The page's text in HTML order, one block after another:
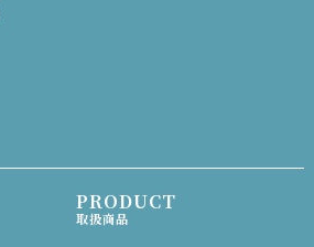
PRODUCT
取扱商品